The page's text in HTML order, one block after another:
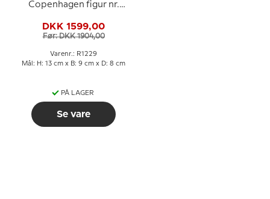
Copenhagen figur nr.
DKK 1599,00
Før: DKK 1904,00
Varenr.: R1229
Mål: H: 13 cm x B: 9 cm x D: 8 cm
PÅ LAGER
Se vare